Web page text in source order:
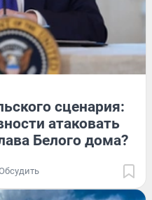
сценария:
атаковать
Белого дома?